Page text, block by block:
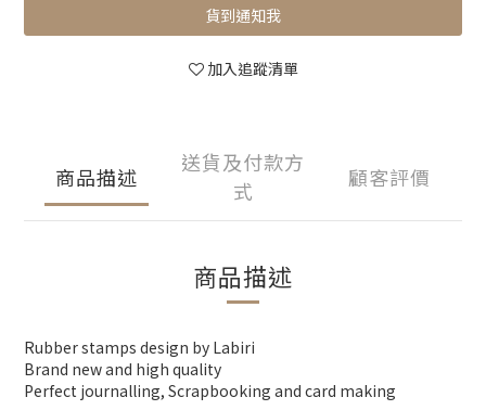
貨到通知我
加入追蹤清單
商品描述
送貨及付款方
式
顧客評價
商品描述
Rubber stamps design by Labiri
Brand new and high quality
Perfect journalling, Scrapbooking and card making